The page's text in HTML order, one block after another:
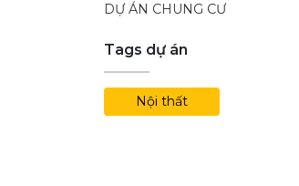
DỰ ÁN CHUNG CƯ
Tags dự án
Nội thất